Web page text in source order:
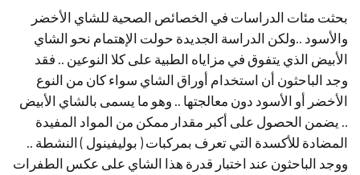
بحثت مئات الدراسات في الخصائص الصحية للشاي الأخضر
والأسود ..ولكن الدراسة الجديدة حولت الإهتمام نحو الشاي
الأبيض الذي يتفوق في مزاياه الطبية على كلا النوعين .. فقد
وجد الباحثون أن استخدام أوراق الشاي سواء كان من النوع
الأخضر أو الأسود دون معالجتها .. وهو ما يسمى بالشاي الأبيض
.. يضمن الحصول على أكبر مقدار ممكن من المواد المفيدة
المضادة للأكسدة التي تعرف بمركبات ( بوليفينول ) النشطة ..
ووجد الباحثون عند اختبار قدرة هذا الشاي على عكس الطفرات